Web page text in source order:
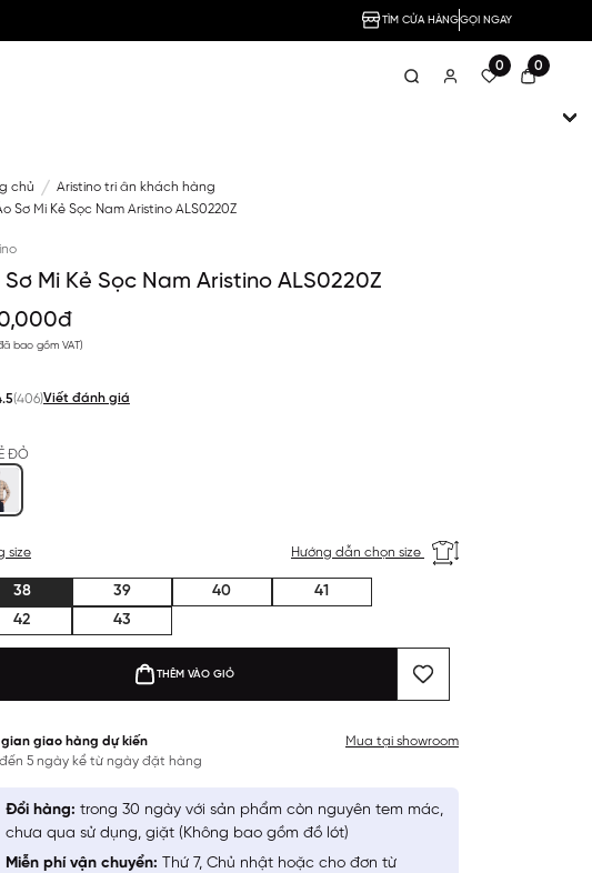
TÌM CỬA HÀNGGỌI NGAY
0 0
chủ
Aristino tri ân khách hàng
Sơ Mi Kẻ Sọc Nam Aristino ALS0220Z
Sơ Mi Kẻ Sọc Nam Aristino ALS0220Z
bao gồm VAT)
(406)Viết đánh giá
ĐỎ
size Hướng dẫn chọn size
38 39 40
41
42
43
THÊM VÀO GIỎ
gian giao hàng dự kiến
đến 5 ngày kể từ ngày đặt hàng
Mua tại showroom
Đổi hàng: trong 30 ngày với sản phẩm còn nguyên tem mác,
chưa qua sử dụng, giặt (Không bao gồm đồ lót)
Miễn phí vận chuyển: Thứ 7, Chủ nhật hoặc cho đơn từ